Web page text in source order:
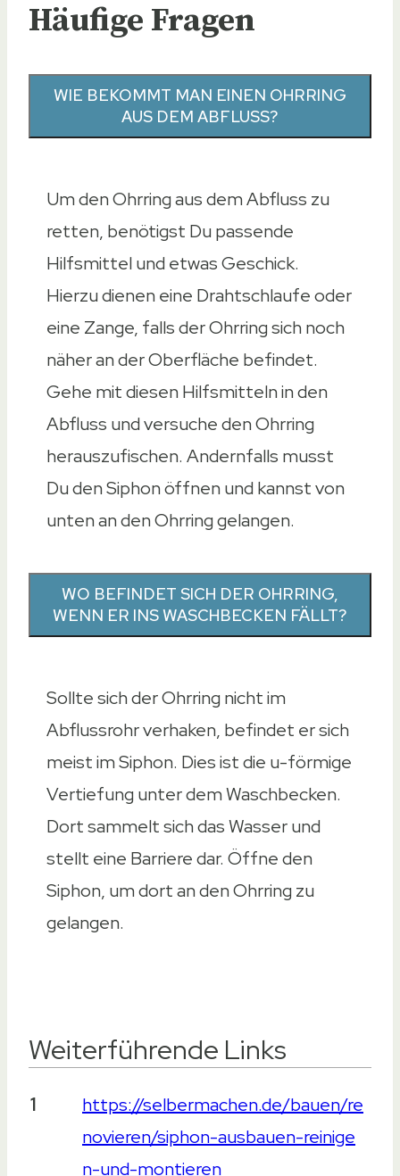
Häufige Fragen
WIE BEKOMMT MAN EINEN OHRRING
AUS DEM ABFLUSS?
Um den Ohrring aus dem Abfluss zu
retten, benötigst Du passende
Hilfsmittel und etwas Geschick.
Hierzu dienen eine Drahtschlaufe oder
eine Zange, falls der Ohrring sich noch
näher an der Oberfläche befindet.
Gehe mit diesen Hilfsmitteln in den
Abfluss und versuche den Ohrring
herauszufischen. Andernfalls musst
Du den Siphon öffnen und kannst von
unten an den Ohrring gelangen.
WO BEFINDET SICH DER OHRRING,
WENN ER INS WASCHBECKEN FÄLLT?
Sollte sich der Ohrring nicht im
Abflussrohr verhaken, befindet er sich
meist im Siphon. Dies ist die u-förmige
Vertiefung unter dem Waschbecken.
Dort sammelt sich das Wasser und
stellt eine Barriere dar. Öffne den
Siphon, um dort an den Ohrring zu
gelangen.
Weiterführende Links
Weiterführende Links
1
https://selbermachen.de/bauen/re
novieren/siphon-ausbauen-reinige
n-und-montieren